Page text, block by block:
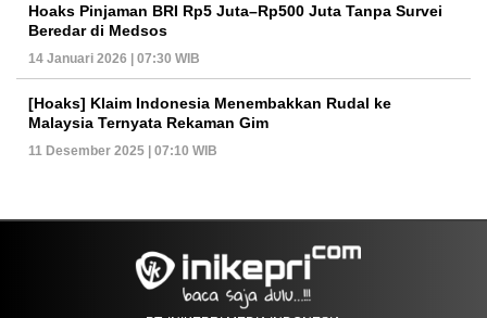
Hoaks Pinjaman BRI Rp5 Juta–Rp500 Juta Tanpa Survei
Beredar di Medsos
14 Januari 2026 | 07:30 WIB
[Hoaks] Klaim Indonesia Menembakkan Rudal ke
Malaysia Ternyata Rekaman Gim
11 Desember 2025 | 07:10 WIB